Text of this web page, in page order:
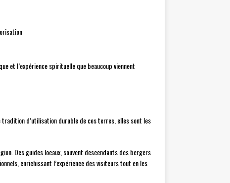
et l’expérience spirituelle que beaucoup viennent
tradition d’utilisation durable de ces terres, elles sont les
Des guides locaux, souvent descendants des bergers
enrichissant l’expérience des visiteurs tout en les